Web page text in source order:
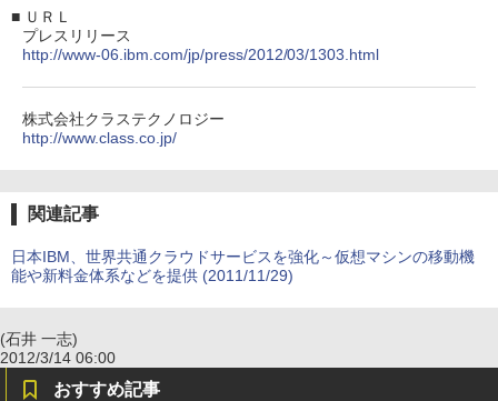
■ ＵＲＬ
プレスリリース
http://www-06.ibm.com/jp/press/2012/03/1303.html
株式会社クラステクノロジー
http://www.class.co.jp/
関連記事
日本IBM、世界共通クラウドサービスを強化～仮想マシンの移動機
能や新料金体系などを提供 (2011/11/29)
(石井 一志)
2012/3/14 06:00
おすすめ記事